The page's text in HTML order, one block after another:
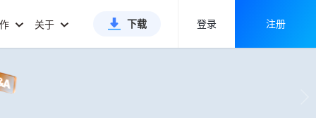
关于 下载 登录 注册